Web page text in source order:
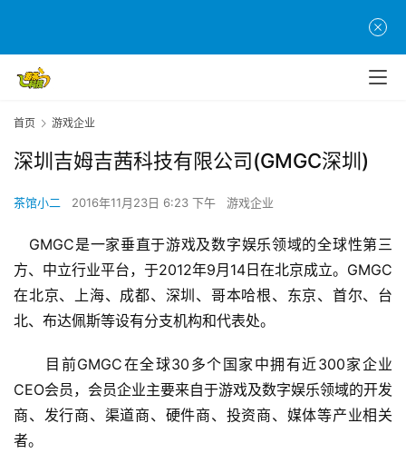
首
页
游
创
游
首页 游戏企业
深圳吉姆吉茜科技有限公司(GMGC深圳)
茶馆小二 2016年11月23日 6:23 下午 游戏企业
GMGC是一家垂直于游戏及数字娱乐领域的全球性第三
方、中立行业平台，于2012年9月14日在北京成立。GMGC
在北京、上海、成都、深圳、哥本哈根、东京、首尔、台
北、布达佩斯等设有分支机构和代表处。
目前GMGC在全球30多个国家中拥有近300家企业
CEO会员，会员企业主要来自于游戏及数字娱乐领域的开发
商、发行商、渠道商、硬件商、投资商、媒体等产业相关
者。